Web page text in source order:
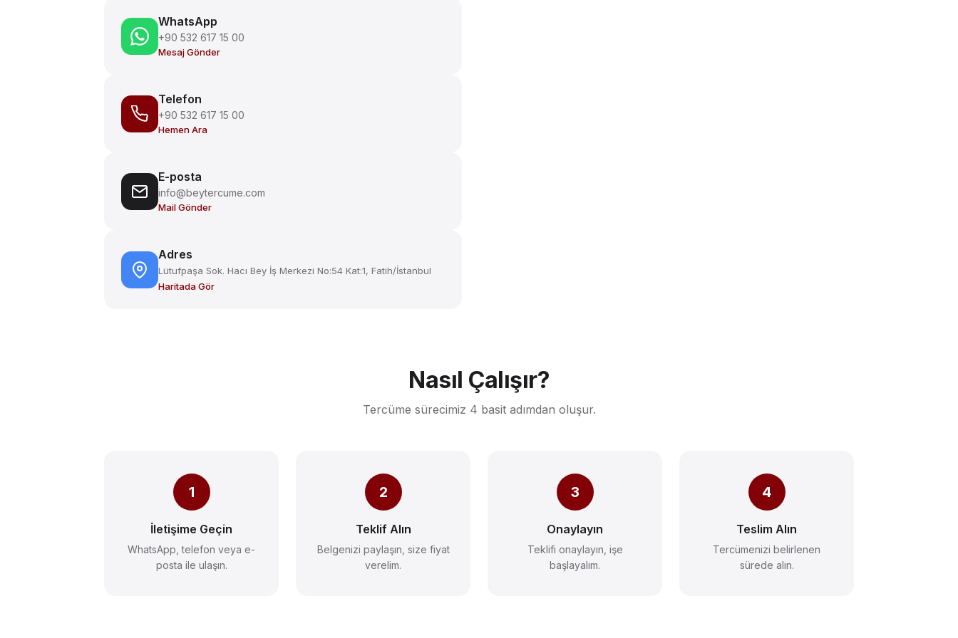
WhatsApp
+90 532 617 15 00
Mesaj Gönder
Telefon
+90 532 617 15 00
Hemen Ara
E-posta
info@beytercume.com
Mail Gönder
Adres
Lütufpaşa Sok. Hacı Bey İş Merkezi No:54 Kat:1, Fatih/İstanbul
Haritada Gör
Nasıl Çalışır?
Tercüme sürecimiz 4 basit adımdan oluşur.
1
İletişime Geçin
WhatsApp, telefon veya e-
posta ile ulaşın.
2
Teklif Alın
Belgenizi paylaşın, size fiyat
verelim.
3
Onaylayın
Teklifi onaylayın, işe
başlayalım.
4
Teslim Alın
Tercümenizi belirlenen
sürede alın.